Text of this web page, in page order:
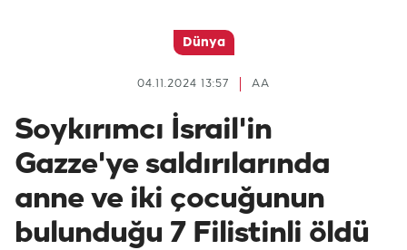
Dünya
AA
04.11.2024 13:57
Soykırımcı İsrail'in
Gazze'ye saldırılarında
anne ve iki çocuğunun
bulunduğu 7 Filistinli öldü